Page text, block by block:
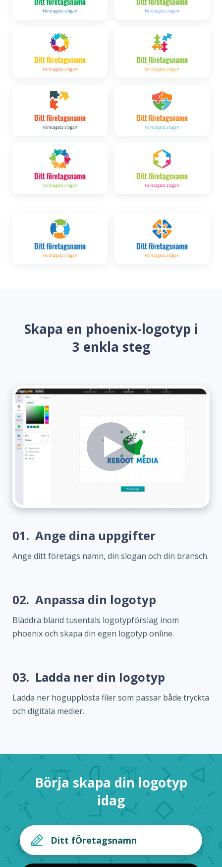
Skapa en phoenix-logotyp i
3 enkla steg
01. Ange dina uppgifter
Ange ditt företags namn, din slogan och din bransch.
02. Anpassa din logotyp
Bläddra bland tusentals logotypförslag inom
phoenix och skapa din egen logotyp online.
03. Ladda ner din logotyp
Ladda ner högupplösta filer som passar både tryckta
och digitala medier.
Börja skapa din logotyp
idag